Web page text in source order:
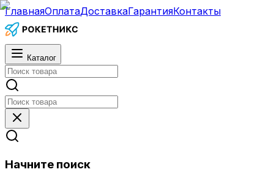
ГлавнаяОплатаДоставкаГарантияКонтакты
Каталог
Начните поиск